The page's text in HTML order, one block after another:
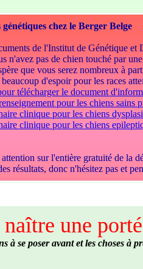
génétiques chez le Berger Belge
de l'Institut de Génétique et
n'avez pas de chien touché par
que vous serez nombreux à
d'espoir pour les races
télécharger le document
pour les chiens sains
clinique pour les chiens
clinique pour les chiens
sur l'entière gratuité de la
résultats, donc n'hésitez pas et
une
à se poser avant et les choses à